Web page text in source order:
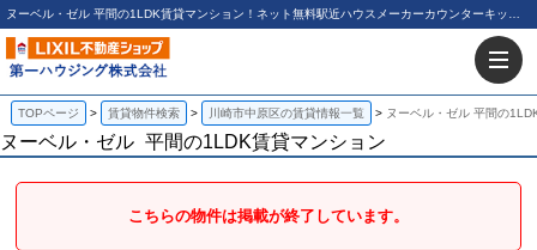
TOPページ 賃貸物件検索 川崎市中原区の賃貸情報一覧 ヌーベル・ゼル 平間の
ヌーベル・ゼル 平間の1LDK賃貸マンション
こちらの物件は掲載が終了しています。